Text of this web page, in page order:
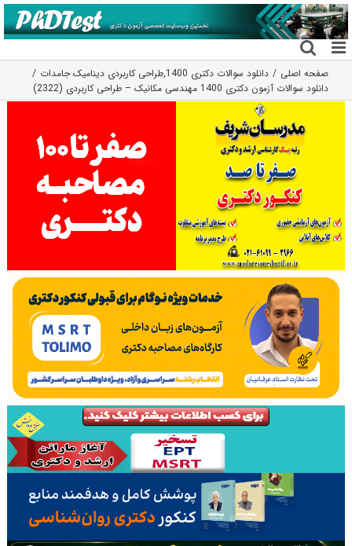
رفتن
به
محتوا
صفحه اصلی دانلود سوالات دکتری 1400 ,طراحی کاربردی دینامیک جامدات
دانلود سوالات آزمون دکتری 1400 مهندسی مکانیک – طراحی کاربردی (2322)